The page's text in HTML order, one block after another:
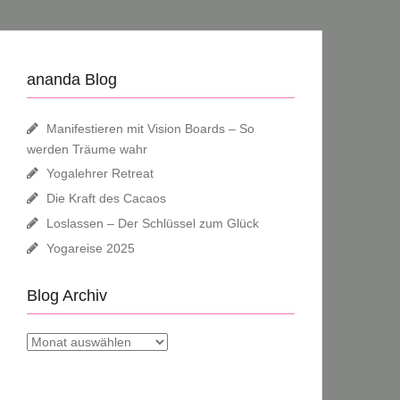
ananda Blog
Manifestieren mit Vision Boards – So
werden Träume wahr
Yogalehrer Retreat
Die Kraft des Cacaos
Loslassen – Der Schlüssel zum Glück
Yogareise 2025
Blog Archiv
Blog